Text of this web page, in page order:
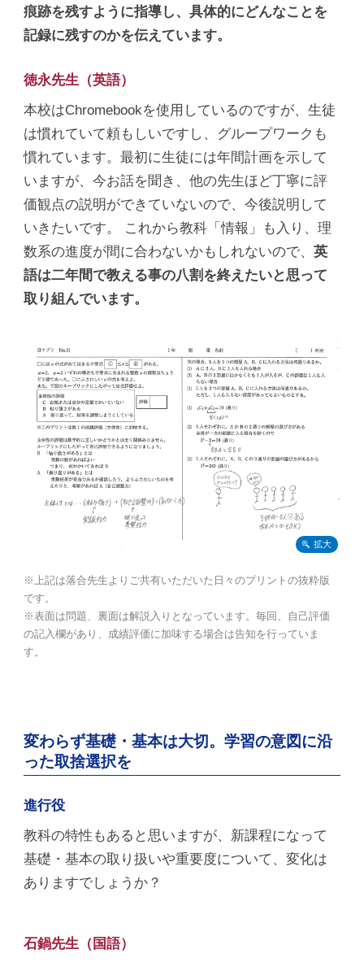
痕跡を残すように指導し、具体的にどんなことを
記録に残すのかを伝えています。
徳永先生（英語）
本校はChromebookを使用しているのですが、生徒
は慣れていて頼もしいですし、グループワークも
慣れています。最初に生徒には年間計画を示して
いますが、今お話を聞き、他の先生ほど丁寧に評
価観点の説明ができていないので、今後説明して
いきたいです。 これから教科「情報」も入り、理
数系の進度が間に合わないかもしれないので、英
語は二年間で教える事の八割を終えたいと思って
取り組んでいます。
※上記は落合先生よりご共有いただいた日々のプリントの抜粋版
です。
※表面は問題、裏面は解説入りとなっています。毎回、自己評価
の記入欄があり、成績評価に加味する場合は告知を行っていま
す。
変わらず基礎・基本は大切。学習の意図に沿
った取捨選択を
進行役
教科の特性もあると思いますが、新課程になって
基礎・基本の取り扱いや重要度について、変化は
ありますでしょうか？
石鍋先生（国語）